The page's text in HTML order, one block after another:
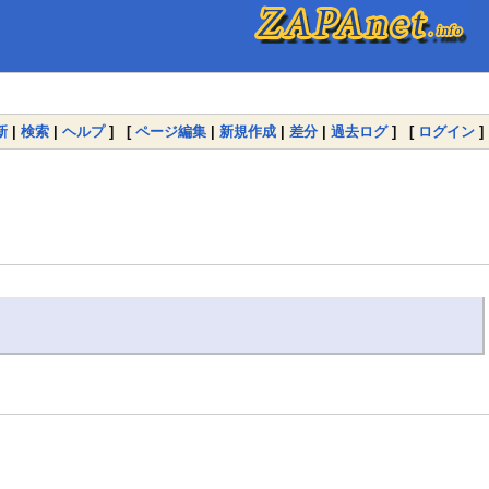
| 検索 | ヘルプ] [ ページ編集 | 新規作成 | 差分 | 過去ログ] [ ログイン ]